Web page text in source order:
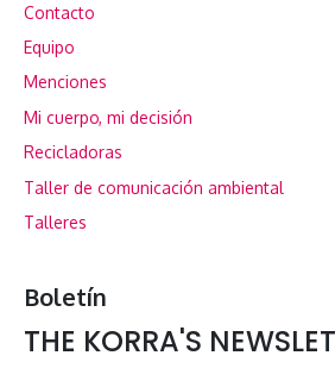
Contacto
Equipo
Menciones
Mi cuerpo, mi decisión
Recicladoras
Taller de comunicación ambiental
Talleres
Boletín
THE KORRA'S